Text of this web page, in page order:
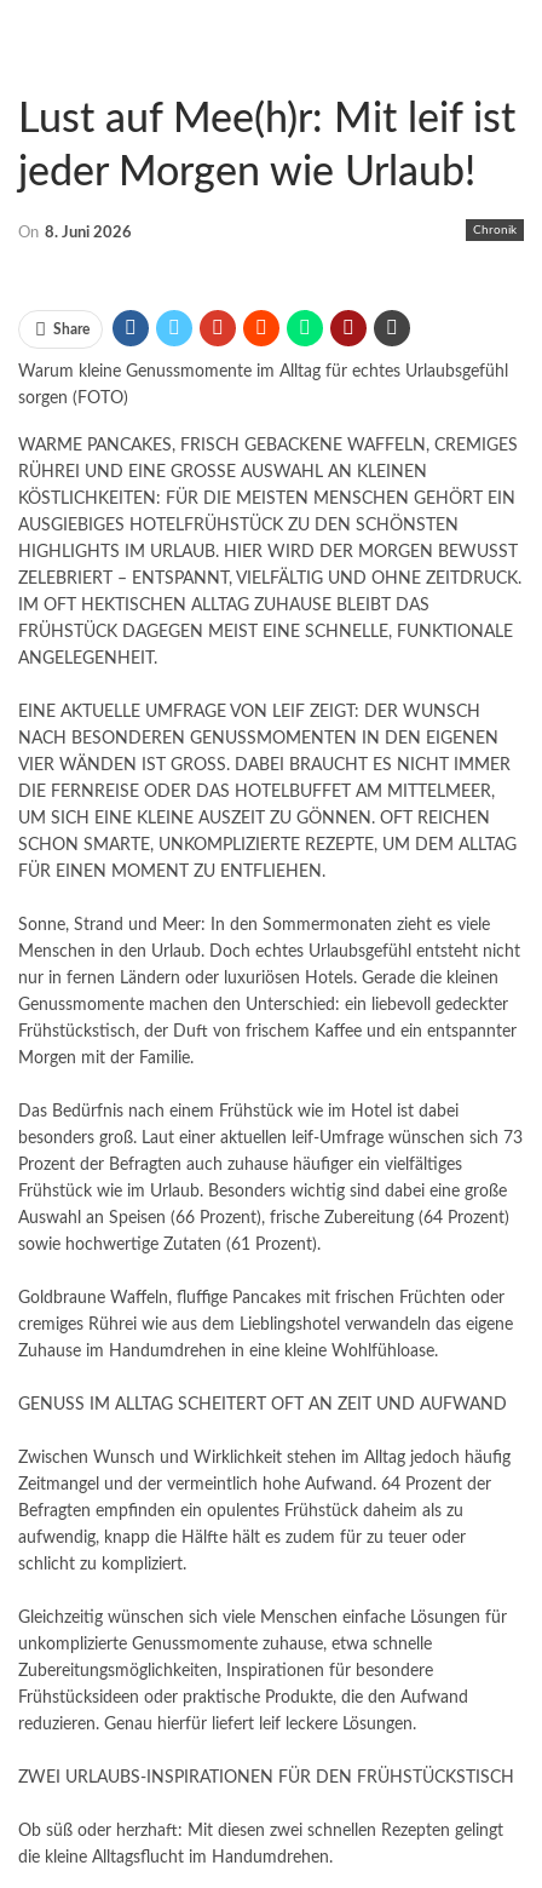
Lust auf Mee(h)r: Mit leif ist
jeder Morgen wie Urlaub!
Chronik
On 8. Juni 2026
Share
Warum kleine Genussmomente im Alltag für echtes Urlaubsgefühl
sorgen (FOTO)
WARME PANCAKES, FRISCH GEBACKENE WAFFELN, CREMIGES
RÜHREI UND EINE GROSSE AUSWAHL AN KLEINEN
KÖSTLICHKEITEN: FÜR DIE MEISTEN MENSCHEN GEHÖRT EIN
AUSGIEBIGES HOTELFRÜHSTÜCK ZU DEN SCHÖNSTEN
HIGHLIGHTS IM URLAUB. HIER WIRD DER MORGEN BEWUSST
ZELEBRIERT – ENTSPANNT, VIELFÄLTIG UND OHNE ZEITDRUCK.
IM OFT HEKTISCHEN ALLTAG ZUHAUSE BLEIBT DAS
FRÜHSTÜCK DAGEGEN MEIST EINE SCHNELLE, FUNKTIONALE
ANGELEGENHEIT.
EINE AKTUELLE UMFRAGE VON LEIF ZEIGT: DER WUNSCH
NACH BESONDEREN GENUSSMOMENTEN IN DEN EIGENEN
VIER WÄNDEN IST GROSS. DABEI BRAUCHT ES NICHT IMMER
DIE FERNREISE ODER DAS HOTELBUFFET AM MITTELMEER,
UM SICH EINE KLEINE AUSZEIT ZU GÖNNEN. OFT REICHEN
SCHON SMARTE, UNKOMPLIZIERTE REZEPTE, UM DEM ALLTAG
FÜR EINEN MOMENT ZU ENTFLIEHEN.
Sonne, Strand und Meer: In den Sommermonaten zieht es viele
Menschen in den Urlaub. Doch echtes Urlaubsgefühl entsteht nicht
nur in fernen Ländern oder luxuriösen Hotels. Gerade die kleinen
Genussmomente machen den Unterschied: ein liebevoll gedeckter
Frühstückstisch, der Duft von frischem Kaffee und ein entspannter
Morgen mit der Familie.
Das Bedürfnis nach einem Frühstück wie im Hotel ist dabei
besonders groß. Laut einer aktuellen leif-Umfrage wünschen sich 73
Prozent der Befragten auch zuhause häufiger ein vielfältiges
Frühstück wie im Urlaub. Besonders wichtig sind dabei eine große
Auswahl an Speisen (66 Prozent), frische Zubereitung (64 Prozent)
sowie hochwertige Zutaten (61 Prozent).
Goldbraune Waffeln, fluffige Pancakes mit frischen Früchten oder
cremiges Rührei wie aus dem Lieblingshotel verwandeln das eigene
Zuhause im Handumdrehen in eine kleine Wohlfühloase.
GENUSS IM ALLTAG SCHEITERT OFT AN ZEIT UND AUFWAND
Zwischen Wunsch und Wirklichkeit stehen im Alltag jedoch häufig
Zeitmangel und der vermeintlich hohe Aufwand. 64 Prozent der
Befragten empfinden ein opulentes Frühstück daheim als zu
aufwendig, knapp die Hälfte hält es zudem für zu teuer oder
schlicht zu kompliziert.
Gleichzeitig wünschen sich viele Menschen einfache Lösungen für
unkomplizierte Genussmomente zuhause, etwa schnelle
Zubereitungsmöglichkeiten, Inspirationen für besondere
Frühstücksideen oder praktische Produkte, die den Aufwand
reduzieren. Genau hierfür liefert leif leckere Lösungen.
ZWEI URLAUBS-INSPIRATIONEN FÜR DEN FRÜHSTÜCKSTISCH
Ob süß oder herzhaft: Mit diesen zwei schnellen Rezepten gelingt
die kleine Alltagsflucht im Handumdrehen.